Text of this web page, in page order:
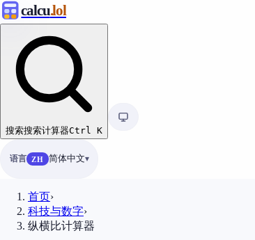
calcu.lol
搜索搜索计算器Ctrl K
语言 ZH 简体中文
首页›
科技与数字›
纵横比计算器